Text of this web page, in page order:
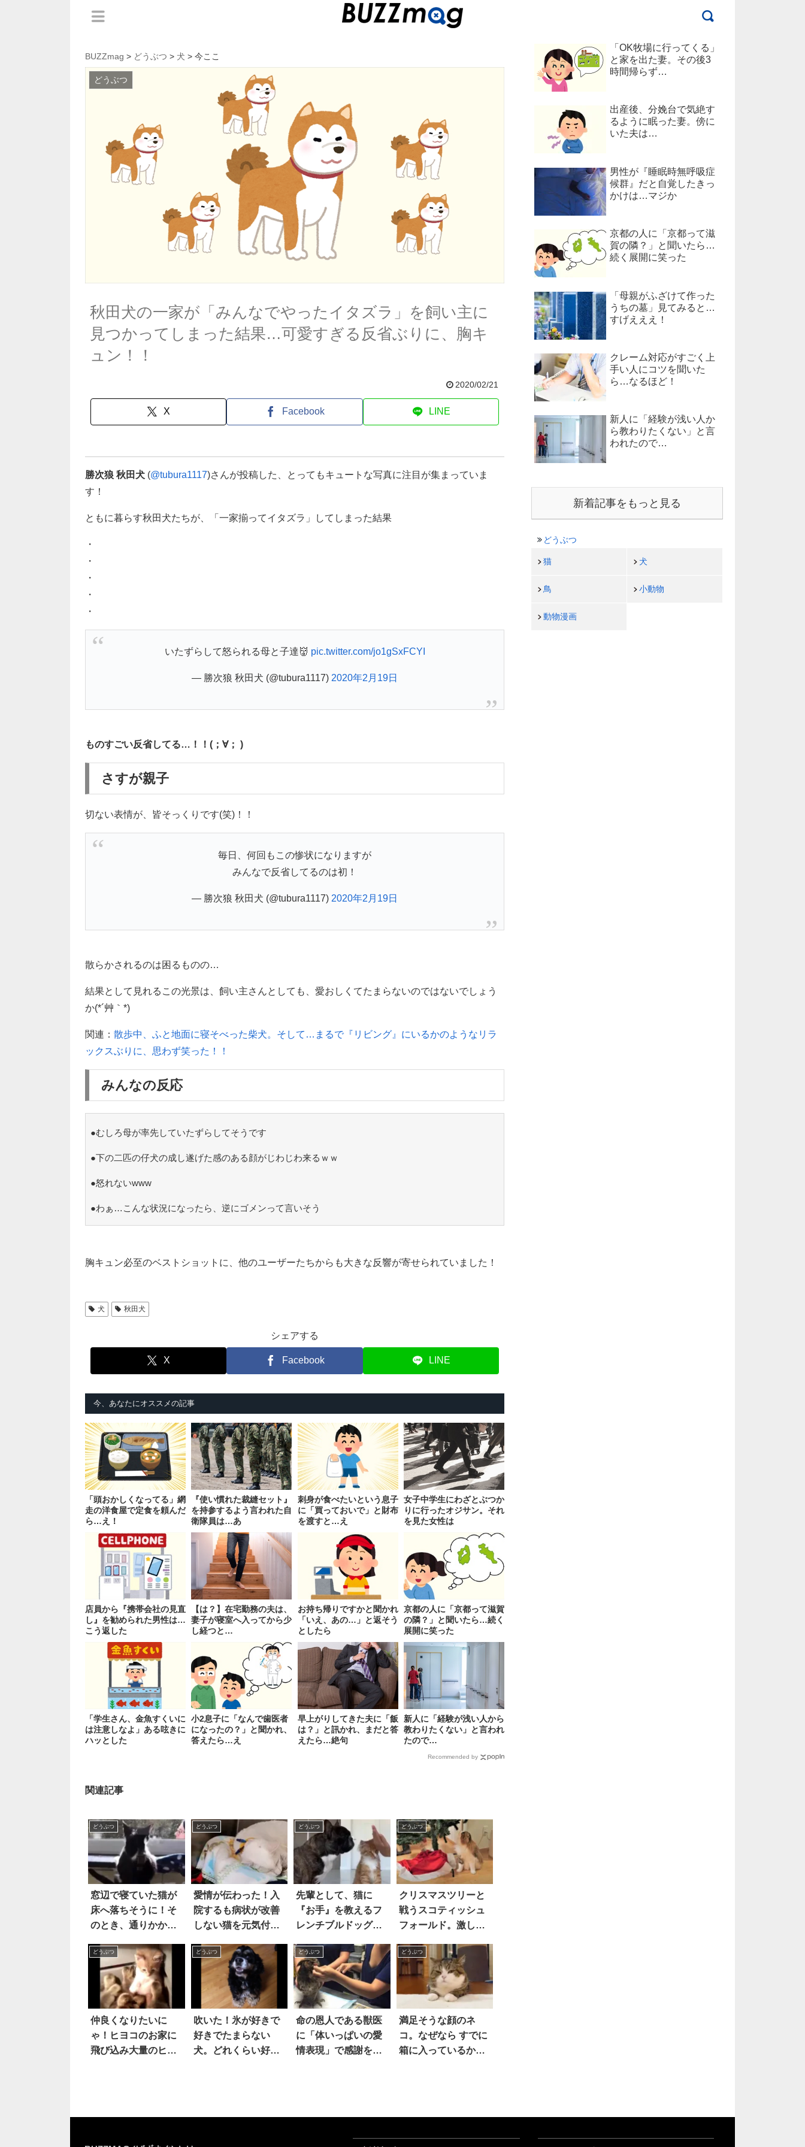
BUZZmag > どうぶつ > 犬 > 今ここ
どうぶつ
秋田犬の一家が「みんなでやったイタズラ」を飼い主に
見つかってしまった結果…可愛すぎる反省ぶりに、胸キ
ュン！！
2020/02/21
X Facebook LINE
勝次狼 秋田犬 (@tubura1117)さんが投稿した、とってもキュートな写真に注目が集まっていま
す！
ともに暮らす秋田犬たちが、「一家揃ってイタズラ」してしまった結果
・
・
・
・
・
いたずらして怒られる母と子達👹 pic.twitter.com/jo1gSxFCYI
— 勝次狼 秋田犬 (@tubura1117) 2020年2月19日
ものすごい反省してる…！！(；∀； )
さすが親子
切ない表情が、皆そっくりです(笑)！！
毎日、何回もこの惨状になりますが
みんなで反省してるのは初！
— 勝次狼 秋田犬 (@tubura1117) 2020年2月19日
散らかされるのは困るものの…
結果として見れるこの光景は、飼い主さんとしても、愛おしくてたまらないのではないでしょう
か(*´艸｀*)
関連： 散歩中、ふと地面に寝そべった柴犬。そして…まるで『リビング』にいるかのようなリラ
ックスぶりに、思わず笑った！！
みんなの反応
●むしろ母が率先していたずらしてそうです
●下の二匹の仔犬の成し遂げた感のある顔がじわじわ来るｗｗ
●怒れないwww
●わぁ…こんな状況になったら、逆にゴメンって言いそう
胸キュン必至のベストショットに、他のユーザーたちからも大きな反響が寄せられていました！
犬 秋田犬
シェアする
X Facebook LINE
今、あなたにオススメの記事
「頭おかしくなってる」網
走の洋食屋で定食を頼んだ
ら…え！
『使い慣れた裁縫セット』
を持参するよう言われた自
衛隊員は…あ
刺身が食べたいという息子
に「買っておいで」と財布
を渡すと…え
女子中学生にわざとぶつか
りに行ったオジサン。それ
を見た女性は
店員から『携帯会社の見直
し』を勧められた男性は…
こう返した
【は？】在宅勤務の夫は、
妻子が寝室へ入ってから少
し経つと…
お持ち帰りですかと聞かれ
「いえ、あの…」と返そう
としたら
京都の人に「京都って滋賀
の隣？」と聞いたら…続く
展開に笑った
「学生さん、金魚すくいに
は注意しなよ」ある呟きに
ハッとした
小2息子に「なんで歯医者
になったの？」と聞かれ、
答えたら…え
早上がりしてきた夫に「飯
は？」と訊かれ、まだと答
えたら…絶句
新人に「経験が浅い人から
教わりたくない」と言われ
たので…
Recommended by
関連記事
どうぶつ
窓辺で寝ていた猫が
床へ落ちそうに！そ
のとき、通りかかっ
どうぶつ
愛情が伝わった！入
院するも病状が改善
しない猫を元気付け
こと
どうぶつ
先輩として、猫に
『お手』を教えるフ
レンチブルドッグ。
結果は…こうなっ
た！
どうぶつ
クリスマスツリーと
戦うスコティッシュ
フォールド。激しい
「悲劇」は…！？
どうぶつ
仲良くなりたいに
ゃ！ヒヨコのお家に
飛び込み大量のヒヨ
どうぶつ
吹いた！氷が好きで
好きでたまらない
犬。どれくらい好き
どうぶつ
命の恩人である獣医
に「体いっぱいの愛
情表現」で感謝を伝
どうぶつ
満足そうな顔のネ
コ。なぜなら すでに
箱に入っているから
「OK牧場に行ってくる」
と家を出た妻。その後3
時間帰らず…
出産後、分娩台で気絶す
るように眠った妻。傍に
いた夫は…
男性が『睡眠時無呼吸症
候群』だと自覚したきっ
かけは…マジか
京都の人に「京都って滋
賀の隣？」と聞いたら…
続く展開に笑った
「母親がふざけて作った
うちの墓」見てみると…
すげえええ！
クレーム対応がすごく上
手い人にコツを聞いた
ら…なるほど！
新人に「経験が浅い人か
ら教わりたくない」と言
われたので…
新着記事をもっと見る
どうぶつ
猫 犬
鳥 小動物
動物漫画